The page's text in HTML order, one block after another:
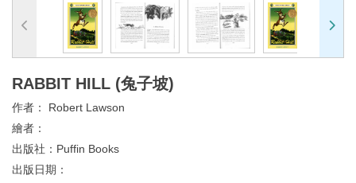
RABBIT HILL (兔子坡)
作者： Robert Lawson
繪者：
出版社： Puffin Books
出版日期：